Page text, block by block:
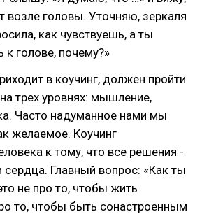
возле головы. Уточняю, зеркаля
как чувствуешь, а ты
голове, почему?»
в коучинг, должен пройти
трех уровнях: мышление,
Часто надуманное нами мы
желаемое. Коучинг
к тому, что все решения -
сердца. Главный вопрос: «Как ты
не про то, чтобы жить
то, чтобы быть сонастроенным